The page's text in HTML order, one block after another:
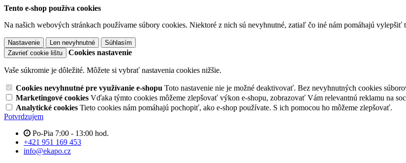
Tento e-shop používa cookies
Na našich webových stránkach používame súbory cookies. Niektoré z nich sú nevyhnutné, zatiaľ čo iné nám pomáhajú
Nastavenie Len nevyhnutné
Súhlasím
Zavrieť cookie lištu
Cookies nastavenie
Vaše súkromie je dôležité. Môžete si vybrať nastavenia cookies nižšie.
Cookies nevyhnutné pre využívanie e-shopu Toto nastavenie nie je možné deaktivovať. Bez nevyhnutných cookies
Marketingové cookies Vďaka týmto cookies môžeme zlepšovať výkon e-shopu, zobrazovať Vám relevantnú reklamu na
Analytické cookies Tieto cookies nám pomáhajú pochopiť, ako e-shop používate. S ich pomocou ho môžeme zlepšovať.
Potvrdzujem
Po-Pia 7:00 - 13:00 hod.
+421 951 169 453
info@ekapo.cz